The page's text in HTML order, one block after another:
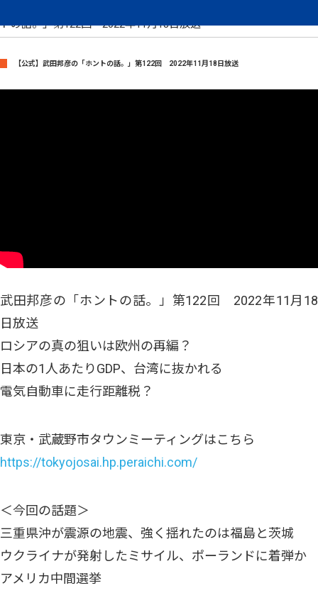
トの話。」第122回 2022年11月18日放送
【公式】武田邦彦の「ホントの話。」第122回 2022年11月18日放送
武田邦彦の「ホントの話。」第122回 2022年11月18
日放送
ロシアの真の狙いは欧州の再編？
日本の1人あたりGDP、台湾に抜かれる
電気自動車に走行距離税？
東京・武蔵野市タウンミーティングはこちら
https://tokyojosai.hp.peraichi.com/
＜今回の話題＞
三重県沖が震源の地震、強く揺れたのは福島と茨城
ウクライナが発射したミサイル、ポーランドに着弾か
アメリカ中間選挙